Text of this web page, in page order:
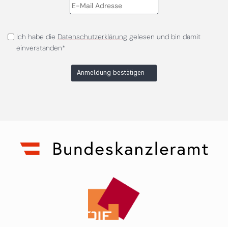
Ich habe die Datenschutzerklärunggelesen und bin damit
einverstanden*
Anmeldung bestätigen